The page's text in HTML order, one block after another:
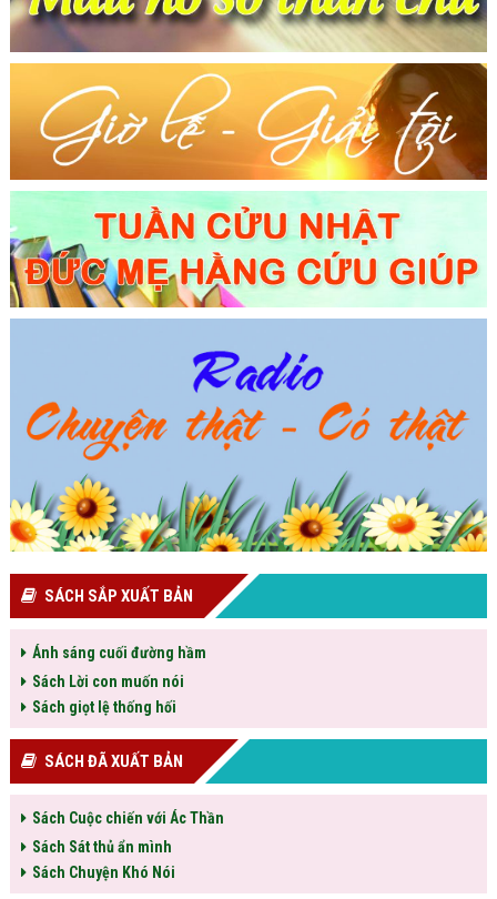
SÁCH SẮP XUẤT BẢN
Ánh sáng cuối đường hầm
Sách Lời con muốn nói
Sách giọt lệ thống hối
SÁCH ĐÃ XUẤT BẢN
Sách Cuộc chiến với Ác Thần
Sách Sát thủ ẩn mình
Sách Chuyện Khó Nói